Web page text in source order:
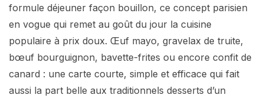
formule déjeuner façon bouillon, ce concept parisien
en vogue qui remet au goût du jour la cuisine
populaire à prix doux. Œuf mayo, gravelax de truite,
bœuf bourguignon, bavette-frites ou encore confit de
canard : une carte courte, simple et efficace qui fait
aussi la part belle aux traditionnels desserts d’un